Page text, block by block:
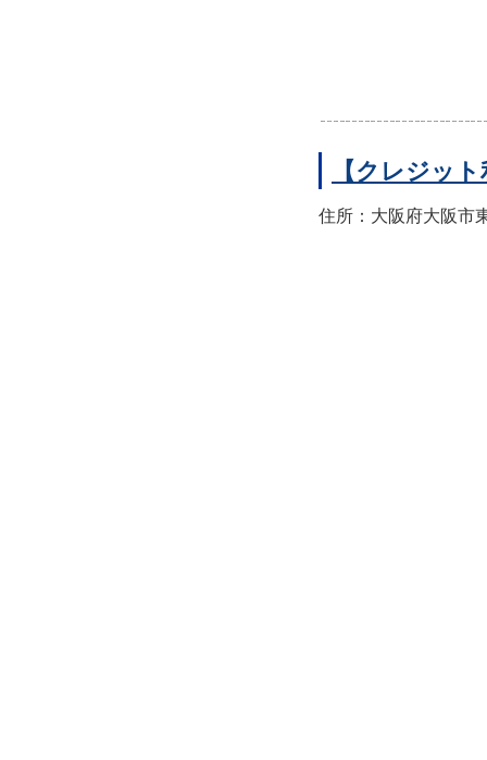
【クレジッ
住所：大阪府大阪市